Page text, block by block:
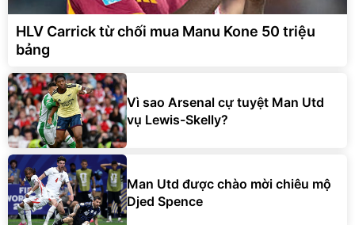
HLV Carrick từ chối mua Manu Kone 50 triệu
bảng
Vì sao Arsenal cự tuyệt Man Utd
vụ Lewis-Skelly?
Man Utd được chào mời chiêu mộ
Djed Spence